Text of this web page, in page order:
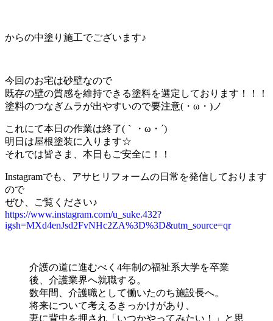
からの中塗り施工でございます♪
今回のお宅は砂壁なので
既存の壁の質感を維持できる塗料を選定しております！！！
塗料のつなぎムラが出やすいので要注意(・ω・)ノ
これにて本日の作業は終了(｀・ω・´)ゞ
明日は屋根塗装に入ります☆
それでは皆さま、本日もご安全に！！
Instagramでも、アサヒリフォームの日常を発信しております
ので
ぜひ、ご覧ください♪
https://www.instagram.com/u_suke.432?
igsh=MXd4enJsd2FvNHc2ZA%3D%3D&utm_source=qr
介護の道に進むべく4年制の福祉系大学を卒業
後、介護業界へ就職する。
数年間、介護職として働いたのち施設長へ。
将来について考えるきっかけがあり、
妻に背中を押され「いつかやってみたい！」と思